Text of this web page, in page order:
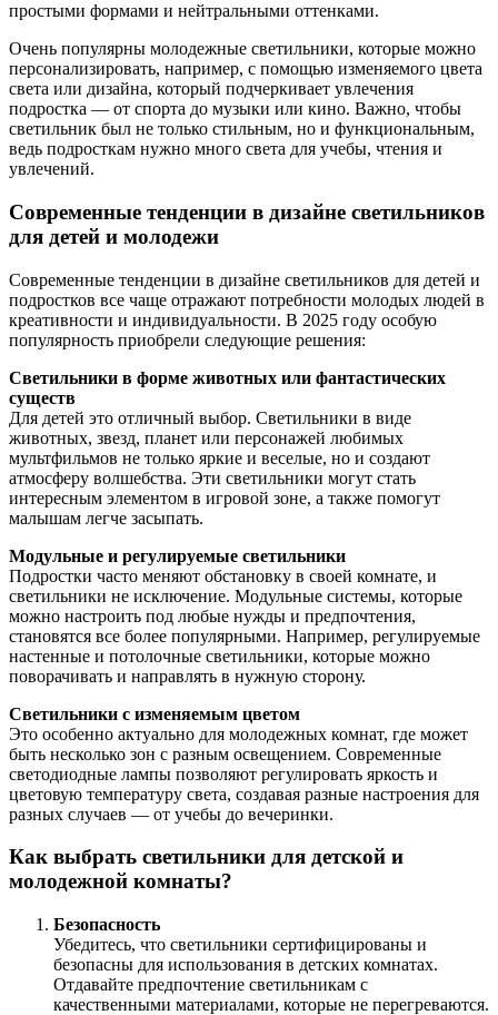
простыми формами и нейтральными оттенками.
Очень популярны молодежные светильники, которые можно
персонализировать, например, с помощью изменяемого цвета
света или дизайна, который подчеркивает увлечения
подростка — от спорта до музыки или кино. Важно, чтобы
светильник был не только стильным, но и функциональным,
ведь подросткам нужно много света для учебы, чтения и
увлечений.
Современные тенденции в дизайне светильников
для детей и молодежи
Современные тенденции в дизайне светильников для детей и
подростков все чаще отражают потребности молодых людей в
креативности и индивидуальности. В 2025 году особую
популярность приобрели следующие решения:
Светильники в форме животных или фантастических
существ
Для детей это отличный выбор. Светильники в виде
животных, звезд, планет или персонажей любимых
мультфильмов не только яркие и веселые, но и создают
атмосферу волшебства. Эти светильники могут стать
интересным элементом в игровой зоне, а также помогут
малышам легче засыпать.
Модульные и регулируемые светильники
Подростки часто меняют обстановку в своей комнате, и
светильники не исключение. Модульные системы, которые
можно настроить под любые нужды и предпочтения,
становятся все более популярными. Например, регулируемые
настенные и потолочные светильники, которые можно
поворачивать и направлять в нужную сторону.
Светильники с изменяемым цветом
Это особенно актуально для молодежных комнат, где может
быть несколько зон с разным освещением. Современные
светодиодные лампы позволяют регулировать яркость и
цветовую температуру света, создавая разные настроения для
разных случаев — от учебы до вечеринки.
Как выбрать светильники для детской и
молодежной комнаты?
Безопасность
Убедитесь, что светильники сертифицированы и
безопасны для использования в детских комнатах.
Отдавайте предпочтение светильникам с
качественными материалами, которые не перегреваются.